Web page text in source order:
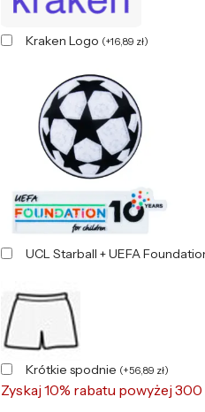
Kraken Logo (+16,89 zł)
UCL Starball + UEFA
Krótkie spodnie (+56,89 zł)
Zyskaj 10% rabatu powyżej